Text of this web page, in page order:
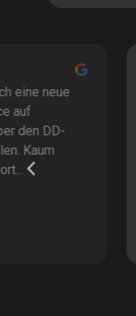
Mega
Glatte 11/
Gerne
Max